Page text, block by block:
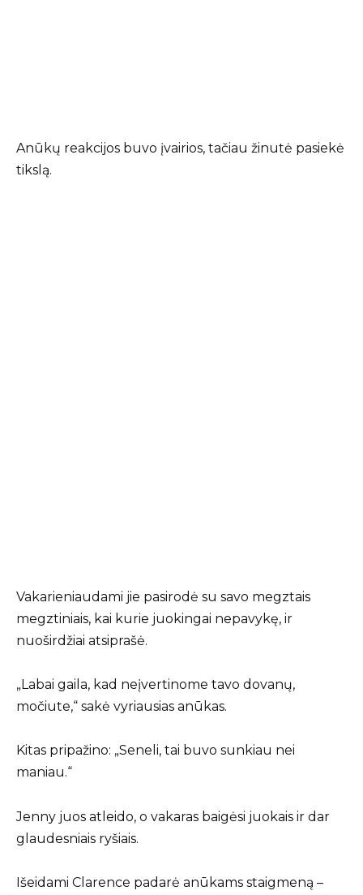
Anūkų reakcijos buvo įvairios, tačiau žinutė pasiekė
tikslą.
Vakarieniaudami jie pasirodė su savo megztais
megztiniais, kai kurie juokingai nepavykę, ir
nuoširdžiai atsiprašė.
„Labai gaila, kad neįvertinome tavo dovanų,
močiute,“ sakė vyriausias anūkas.
Kitas pripažino: „Seneli, tai buvo sunkiau nei
maniau.“
Jenny juos atleido, o vakaras baigėsi juokais ir dar
glaudesniais ryšiais.
Išeidami Clarence padarė anūkams staigmeną –